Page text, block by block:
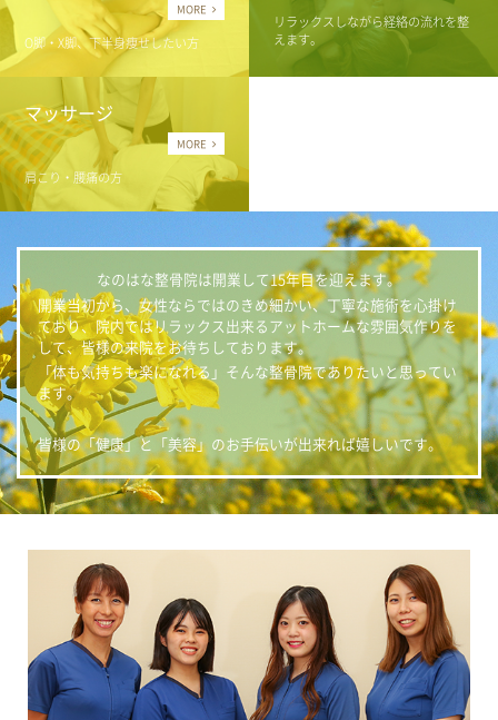
MORE
O脚・X脚、下半身痩せしたい方
リラックスしながら経絡の流れを整
えます。
マッサージ
MORE
肩こり・腰痛の方
なのはな整骨院は開業して15年目を迎えます。
開業当初から、女性ならではのきめ細かい、丁寧な施術を心掛け
ており、院内ではリラックス出来るアットホームな雰囲気作りを
して、皆様の来院をお待ちしております。
「体も気持ちも楽になれる」そんな整骨院でありたいと思ってい
ます。
皆様の「健康」と「美容」のお手伝いが出来れば嬉しいです。